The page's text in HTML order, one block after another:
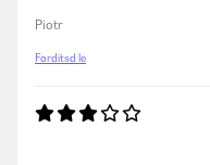
Piotr
Fordítsd le